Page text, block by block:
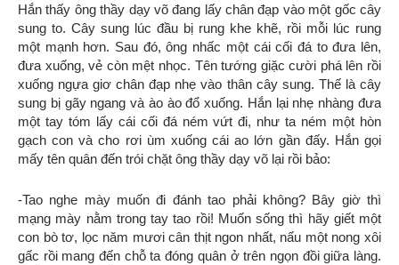
Hắn thấy ông thầy dạy võ đang lấy chân đạp vào một gốc cây
sung to. Cây sung lúc đầu bị rung khe khẽ, rồi mỗi lúc rung
một mạnh hơn. Sau đó, ông nhấc một cái cối đá to đưa lên,
đưa xuống, vẻ còn mệt nhọc. Tên tướng giặc cười phá lên rồi
xuống ngựa giơ chân đạp nhẹ vào thân cây sung. Thế là cây
sung bị gãy ngang và ào ào đổ xuống. Hắn lại nhẹ nhàng đưa
một tay tóm lấy cái cối đá ném vứt đi, như ta ném một hòn
gạch con và cho rơi ùm xuống cái ao lớn gần đấy. Hắn gọi
mấy tên quân đến trói chặt ông thầy dạy võ lại rồi bảo:
-Tao nghe mày muốn đi đánh tao phải không? Bây giờ thì
mạng mày nằm trong tay tao rồi! Muốn sống thì hãy giết một
con bò tơ, lọc năm mươi cân thịt ngon nhất, nấu một nong xôi
gấc rồi mang đến chỗ ta đóng quân ở trên ngọn đồi giữa làng.